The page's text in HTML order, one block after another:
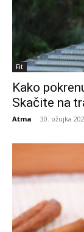
Fit
Kako
Skačite na
Atma - 30. ožujka